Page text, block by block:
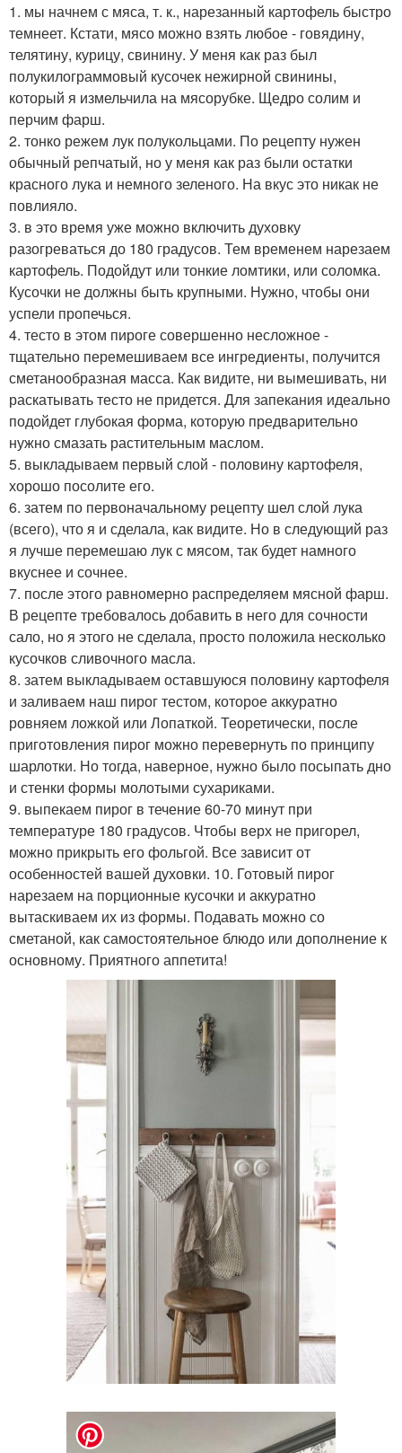
1. мы начнем с мяса, т. к., нарезанный картофель быстро
темнеет. Кстати, мясо можно взять любое - говядину,
телятину, курицу, свинину. У меня как раз был
полукилограммовый кусочек нежирной свинины,
который я измельчила на мясорубке. Щедро солим и
перчим фарш.
2. тонко режем лук полукольцами. По рецепту нужен
обычный репчатый, но у меня как раз были остатки
красного лука и немного зеленого. На вкус это никак не
повлияло.
3. в это время уже можно включить духовку
разогреваться до 180 градусов. Тем временем нарезаем
картофель. Подойдут или тонкие ломтики, или соломка.
Кусочки не должны быть крупными. Нужно, чтобы они
успели пропечься.
4. тесто в этом пироге совершенно несложное -
тщательно перемешиваем все ингредиенты, получится
сметанообразная масса. Как видите, ни вымешивать, ни
раскатывать тесто не придется. Для запекания идеально
подойдет глубокая форма, которую предварительно
нужно смазать растительным маслом.
5. выкладываем первый слой - половину картофеля,
хорошо посолите его.
6. затем по первоначальному рецепту шел слой лука
(всего), что я и сделала, как видите. Но в следующий раз
я лучше перемешаю лук с мясом, так будет намного
вкуснее и сочнее.
7. после этого равномерно распределяем мясной фарш.
В рецепте требовалось добавить в него для сочности
сало, но я этого не сделала, просто положила несколько
кусочков сливочного масла.
8. затем выкладываем оставшуюся половину картофеля
и заливаем наш пирог тестом, которое аккуратно
ровняем ложкой или Лопаткой. Теоретически, после
приготовления пирог можно перевернуть по принципу
шарлотки. Но тогда, наверное, нужно было посыпать дно
и стенки формы молотыми сухариками.
9. выпекаем пирог в течение 60-70 минут при
температуре 180 градусов. Чтобы верх не пригорел,
можно прикрыть его фольгой. Все зависит от
особенностей вашей духовки. 10. Готовый пирог
нарезаем на порционные кусочки и аккуратно
вытаскиваем их из формы. Подавать можно со
сметаной, как самостоятельное блюдо или дополнение к
основному. Приятного аппетита!